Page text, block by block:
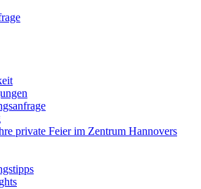
private Feier im Zentrum Hannovers